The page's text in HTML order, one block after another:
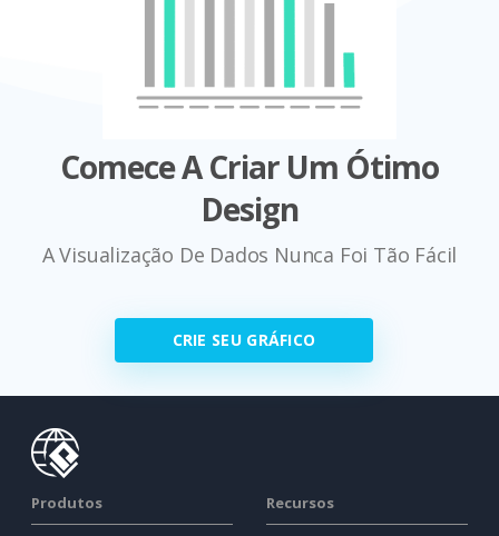
Comece A Criar Um Ótimo
Design
A Visualização De Dados Nunca Foi Tão Fácil
CRIE SEU GRÁFICO
Produtos Recursos